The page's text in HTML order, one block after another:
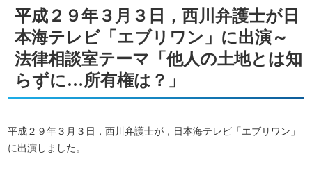
平成２９年３月３日，西川弁護士が日
本海テレビ「エブリワン」に出演～
法律相談室テーマ「他人の土地とは知
らずに…所有権は？」
平成２９年３月３日，西川弁護士が，日本海テレビ「エブリワン」
に出演しました。